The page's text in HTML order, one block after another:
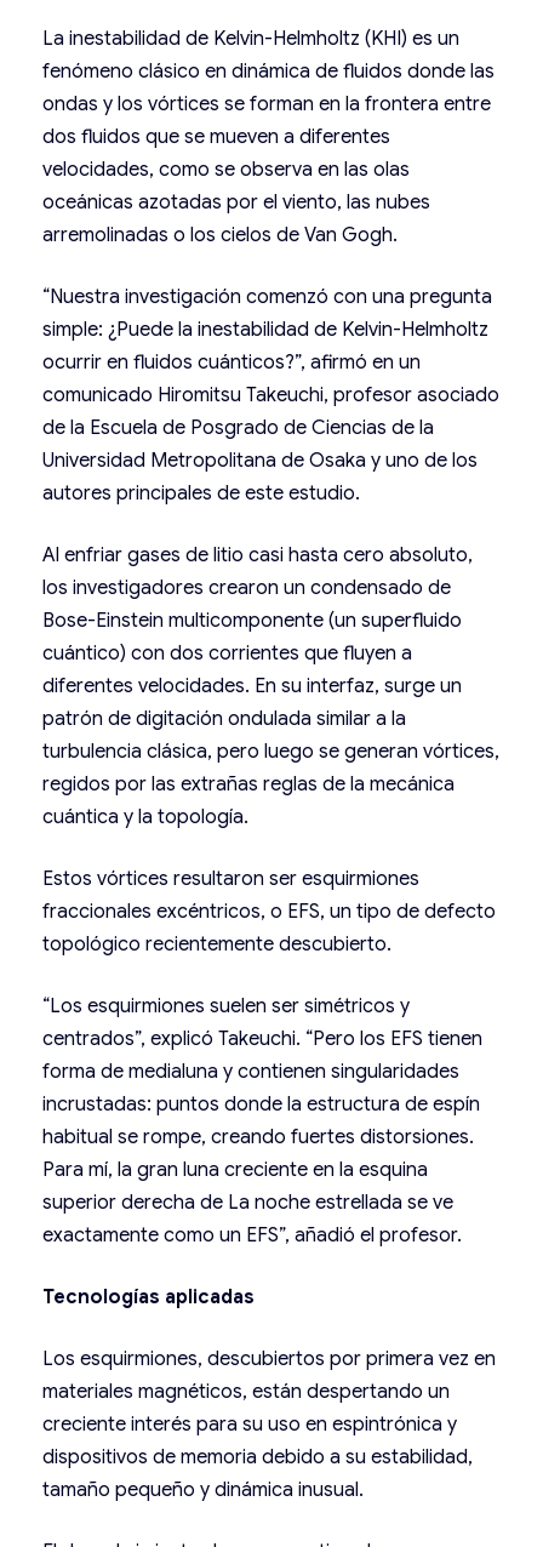
La inestabilidad de Kelvin-Helmholtz (KHI) es un
fenómeno clásico en dinámica de fluidos donde las
ondas y los vórtices se forman en la frontera entre
dos fluidos que se mueven a diferentes
velocidades, como se observa en las olas
oceánicas azotadas por el viento, las nubes
arremolinadas o los cielos de Van Gogh.
“Nuestra investigación comenzó con una pregunta
simple: ¿Puede la inestabilidad de Kelvin-Helmholtz
ocurrir en fluidos cuánticos?”, afirmó en un
comunicado Hiromitsu Takeuchi, profesor asociado
de la Escuela de Posgrado de Ciencias de la
Universidad Metropolitana de Osaka y uno de los
autores principales de este estudio.
Al enfriar gases de litio casi hasta cero absoluto,
los investigadores crearon un condensado de
Bose-Einstein multicomponente (un superfluido
cuántico) con dos corrientes que fluyen a
diferentes velocidades. En su interfaz, surge un
patrón de digitación ondulada similar a la
turbulencia clásica, pero luego se generan vórtices,
regidos por las extrañas reglas de la mecánica
cuántica y la topología.
Estos vórtices resultaron ser esquirmiones
fraccionales excéntricos, o EFS, un tipo de defecto
topológico recientemente descubierto.
“Los esquirmiones suelen ser simétricos y
centrados”, explicó Takeuchi. “Pero los EFS tienen
forma de medialuna y contienen singularidades
incrustadas: puntos donde la estructura de espín
habitual se rompe, creando fuertes distorsiones.
Para mí, la gran luna creciente en la esquina
superior derecha de La noche estrellada se ve
exactamente como un EFS”, añadió el profesor.
Tecnologías aplicadas
Los esquirmiones, descubiertos por primera vez en
materiales magnéticos, están despertando un
creciente interés para su uso en espintrónica y
dispositivos de memoria debido a su estabilidad,
tamaño pequeño y dinámica inusual.